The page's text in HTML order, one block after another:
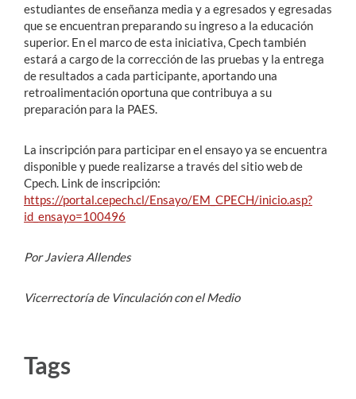
estudiantes de enseñanza media y a egresados y egresadas
que se encuentran preparando su ingreso a la educación
superior. En el marco de esta iniciativa, Cpech también
estará a cargo de la corrección de las pruebas y la entrega
de resultados a cada participante, aportando una
retroalimentación oportuna que contribuya a su
preparación para la PAES.
La inscripción para participar en el ensayo ya se encuentra
disponible y puede realizarse a través del sitio web de
Cpech. Link de inscripción:
https://portal.cepech.cl/Ensayo/EM_CPECH/inicio.asp?
id_ensayo=100496
Por Javiera Allendes
Vicerrectoría de Vinculación con el Medio
Tags